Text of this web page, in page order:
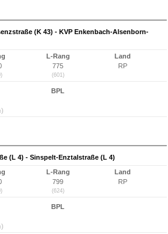
(K 43) - KVP Enkenbach-Alsenborn-
L-Rang
775
(601)
Land
RP
BPL
(L 4) - Sinspelt-Enztalstraße (L 4)
L-Rang
799
(624)
Land
RP
BPL